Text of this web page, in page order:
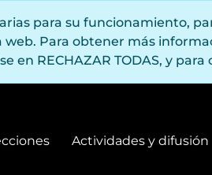
para su funcionamiento,
Para obtener más
en RECHAZAR TODAS, y
y colecciones
Actividades y difusión